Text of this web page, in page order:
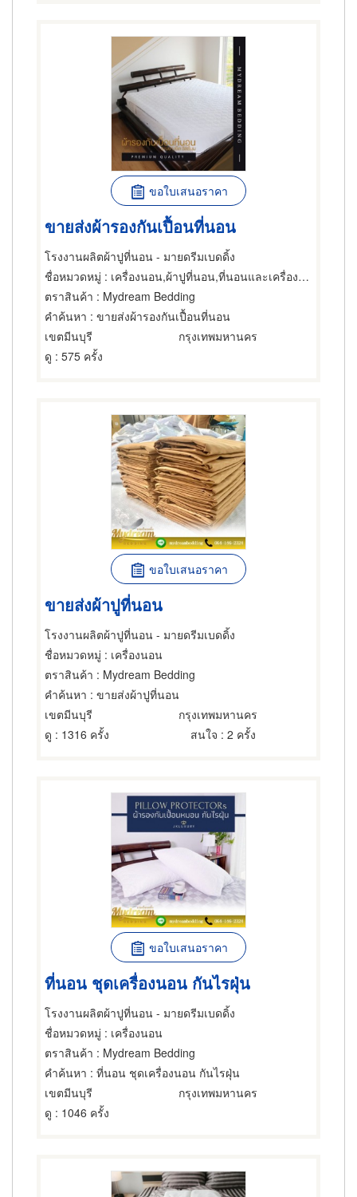
ขอใบเสนอราคา
ขายส่งผ้ารองกันเปื้อนที่นอน
โรงงานผลิตผ้าปูที่นอน - มายดรีมเบดดิ้ง
ชื่อหมวดหมู่ : เครื่องนอน,ผ้าปูที่นอน,ที่นอนและเครื่องนอน
ตราสินค้า : Mydream Bedding
คำค้นหา : ขายส่งผ้ารองกันเปื้อนที่นอน
เขตมีนบุรี
กรุงเทพมหานคร
ดู : 575 ครั้ง
ขอใบเสนอราคา
ขายส่งผ้าปูที่นอน
โรงงานผลิตผ้าปูที่นอน - มายดรีมเบดดิ้ง
ชื่อหมวดหมู่ : เครื่องนอน
ตราสินค้า : Mydream Bedding
คำค้นหา : ขายส่งผ้าปูที่นอน
เขตมีนบุรี
กรุงเทพมหานคร
ดู : 1316 ครั้ง สนใจ : 2 ครั้ง
ขอใบเสนอราคา
ที่นอน ชุดเครื่องนอน กันไรฝุ่น
โรงงานผลิตผ้าปูที่นอน - มายดรีมเบดดิ้ง
ชื่อหมวดหมู่ : เครื่องนอน
ตราสินค้า : Mydream Bedding
คำค้นหา : ที่นอน ชุดเครื่องนอน กันไรฝุ่น
เขตมีนบุรี
กรุงเทพมหานคร
ดู : 1046 ครั้ง